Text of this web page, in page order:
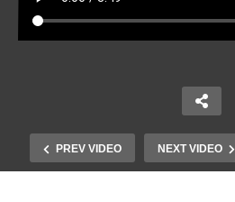
PREV VIDEO NEXT VIDEO